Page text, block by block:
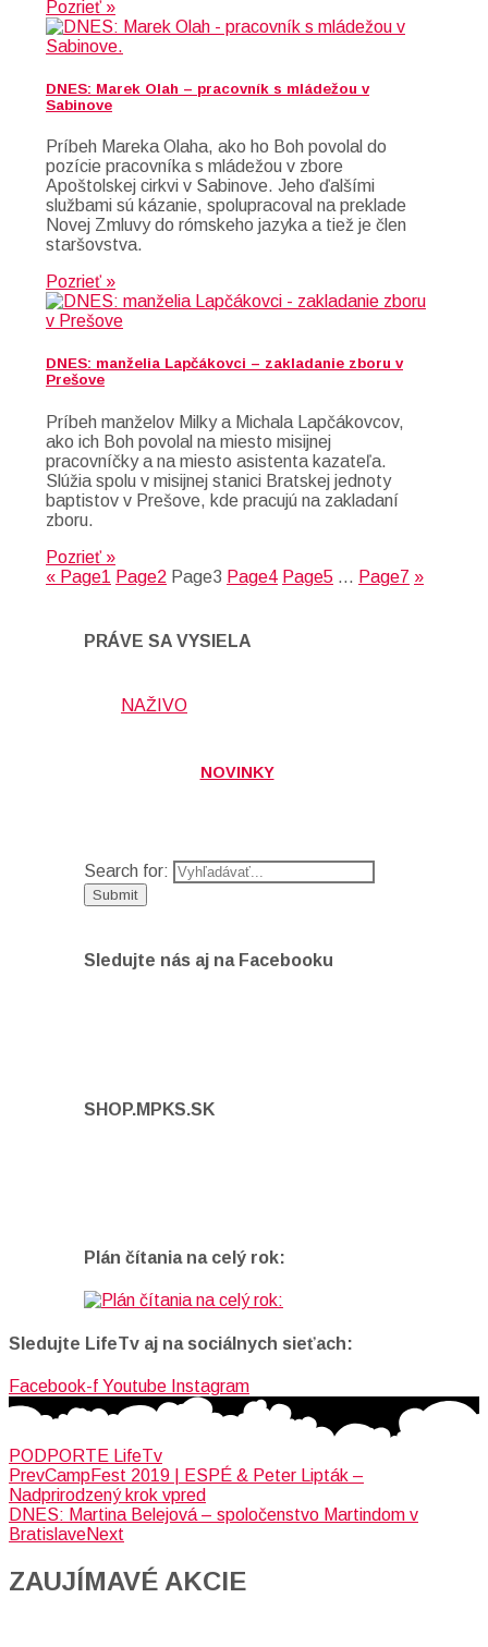
Pozrieť »
DNES: Marek Olah – pracovník s mládežou v
Sabinove
Príbeh Mareka Olaha, ako ho Boh povolal do
pozície pracovníka s mládežou v zbore
Apoštolskej cirkvi v Sabinove. Jeho ďalšími
službami sú kázanie, spolupracoval na preklade
Novej Zmluvy do rómskeho jazyka a tiež je člen
staršovstva.
Pozrieť »
DNES: manželia Lapčákovci – zakladanie zboru v
Prešove
Príbeh manželov Milky a Michala Lapčákovcov,
ako ich Boh povolal na miesto misijnej
pracovníčky a na miesto asistenta kazateľa.
Slúžia spolu v misijnej stanici Bratskej jednoty
baptistov v Prešove, kde pracujú na zakladaní
zboru.
Pozrieť »
« Page1 Page2 Page3 Page4 Page5 … Page7 »
PRÁVE SA VYSIELA
NAŽIVO
NOVINKY
Search for:
Sledujte nás aj na Facebooku
SHOP.MPKS.SK
Plán čítania na celý rok:
Sledujte LifeTv aj na sociálnych sieťach:
Facebook-f Youtube Instagram
PODPORTE LifeTv
PrevCampFest 2019 | ESPÉ & Peter Lipták –
Nadprirodzený krok vpred
DNES: Martina Belejová – spoločenstvo Martindom v
BratislaveNext
ZAUJÍMAVÉ AKCIE​